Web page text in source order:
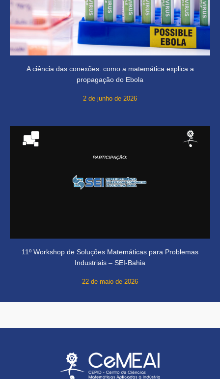
A ciência das conexões: como a matemática explica a
propagação do Ebola
2 de junho de 2026
11º Workshop de Soluções Matemáticas para Problemas
Industriais – SEI-Bahia
22 de maio de 2026